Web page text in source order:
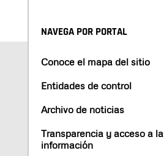
NAVEGA POR PORTAL
Conoce el mapa del sitio
Entidades de control
Archivo de noticias
Transparencia y acceso a la
información